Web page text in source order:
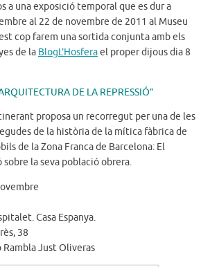
a una exposició temporal que es dur a
al 22 de novembre de 2011 al Museu
cop farem una sortida conjunta amb els
de la BlogL’Hosferael proper dijous dia 8
DE LA REPRESSIÓ”
proposa un recorregut per una de les
de la història de la mítica fàbrica de
de la Zona Franca de Barcelona: El
la seva població obrera.
Casa Espanya.
38
Rambla Just Oliveras